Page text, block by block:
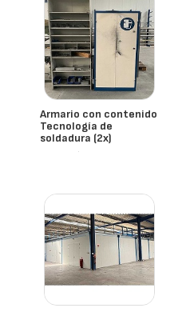
Armario con contenido
Tecnología de
soldadura (2x)
- España